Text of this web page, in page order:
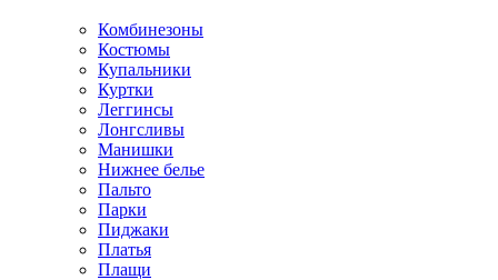
Комбинезоны
Костюмы
Купальники
Куртки
Леггинсы
Лонгсливы
Манишки
Нижнее белье
Пальто
Парки
Пиджаки
Платья
Плащи